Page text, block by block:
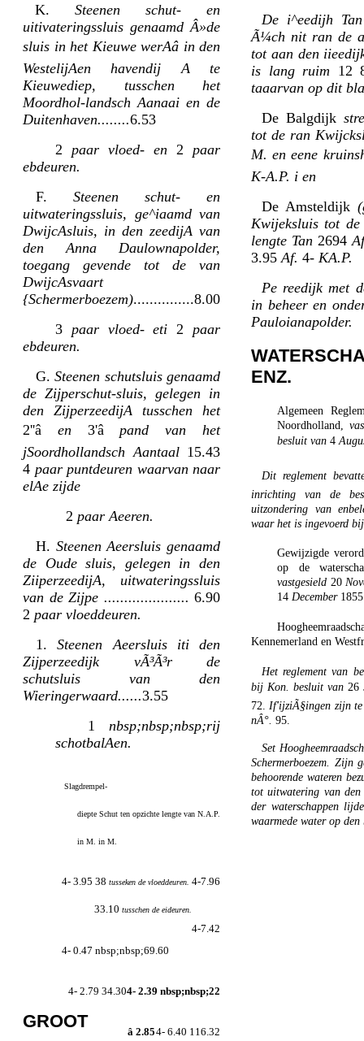
K. Steenen schut- en
uitivateringssluis genaamd Â»de
sluis in het Kieuwe werAâ in den
WestelijAen havendij A te
Kieuwediep, tusschen het
Moordhol-landsch Aanaai en de
Duitenhaven........6.53
2 paar vloed- en 2 paar
ebdeuren.
F. Steenen schut- en
uitwateringssluis, ge^iaamd van
DwijcAsluis, in den zeedijA van
den Anna Daulownapolder,
toegang gevende tot de van
DwijcAsvaart
{Schermerboezem)...............8.00
3 paar vloed- eti 2 paar
ebdeuren.
G.Steenen schutsluis genaamd
de Zijperschut-sluis, gelegen in
den ZijperzeedijA tusschen het
2''â en 3'â pand van het
jSoordhollandsch Aantaal15.43
4 paar puntdeuren waarvan naar
elAe zijde
2 paar Aeeren.
H. Steenen Aeersluis genaamd
de Oude sluis, gelegen in den
ZiiperzeedijA, uitwateringssluis
van de Zijpe ..................... 6.90
2 paar vloeddeuren.
1.Steenen Aeersluis iti den
Zijperzeedijk vÃ³Ã³r de
schutsluis van den
Wieringerwaard......3.55
1
nbsp;nbsp;nbsp;rij
schotbalAen.
Slagdrempel-
diepte Schut ten opzichte lengte van N.A.P.
in M. in M.
4-7.96
4-7.42
4- 3.95 38 tusseken de vloeddeuren.
33.10 tusschen de eideuren.
4- 0.47 nbsp;nbsp;69.60
4- 2.39 nbsp;nbsp;22
4- 2.79 34.30
4- 6.40 116.32
â 2.85
GROOT
De i^eedijh
Ã¼ch nit ran de
tot aan den
is lang ruim 12
taaarvan op dit
De Balgdijk
tot de ran
M. en eene
K-A.P. i en
De Amsteldijk
Kwijeksluis tot de
lengte Tan 2694
3.95 Af. 4- KA.P.
Pe reedijk met
in beheer en
Pauloianapolder.
ENZ.
Algemeen
Noordholland,
besluit van 4
Dit reglement
inrichting van de
uitzondering van
waar het is ingevoerd
Gewijzigde
op de
vastgesield 20
14 December
Kennemerland en
Het reglement van
bij Kon. besluit van 26
72. If'ijziÃ§ingen zijn
nÂ°. 95.
Set
Schermerboezem. Zijn
behoorende wateren
tot uitwatering van den
der waterschappen
waarmede water op